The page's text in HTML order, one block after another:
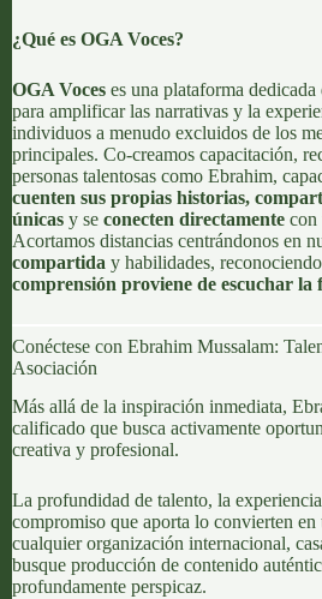
¿Qué es OGA Voces?
OGA Voces es una plataforma dedicada
para amplificar las narrativas y la
individuos a menudo excluidos de los
principales. Co-creamos capacitación,
personas talentosas como Ebrahim,
cuenten sus propias historias,
únicas y se conecten directamente con
Acortamos distancias centrándonos en
compartida y habilidades,
comprensión proviene de escuchar la
Conéctese con Ebrahim Mussalam:
Asociación
Más allá de la inspiración inmediata,
calificado que busca activamente
creativa y profesional.
La profundidad de talento, la
compromiso que aporta lo convierten
cualquier organización internacional,
busque producción de contenido
profundamente perspicaz.